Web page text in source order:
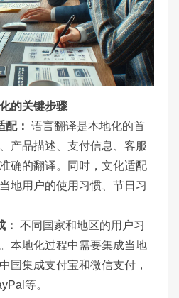
的关键步骤
配： 语言翻译是本地化的首
产品描述、支付信息、客服
确的翻译。同时，文化适配
地用户的使用习惯、节日习
不同国家和地区的用户习
本地化过程中需要集成当地
国集成支付宝和微信支付，
等。